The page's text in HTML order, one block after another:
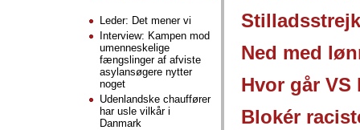
Ned med
Hvor går VS
Blokér
Leder: Det mener vi
Interview: Kampen mod
umenneskelige
fængslinger af afviste
asylansøgere nytter
noget
Udenlandske chauffører
har usle vilkår i
Danmark